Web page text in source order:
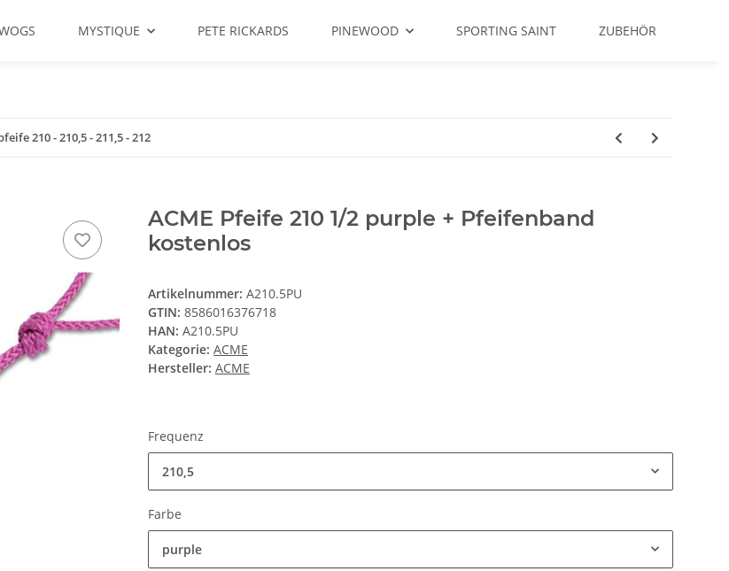
MYSTIQUE PETE RICKARDS PINEWOOD SPORTING SAINT ZUBEHÖR
210 - 210,5 - 211,5 - 212
ACME Pfeife 210 1/2 purple + Pfeifenband
kostenlos
Artikelnummer: A210.5PU
GTIN: 8586016376718
HAN: A210.5PU
Kategorie: ACME
Hersteller: ACME
Frequenz
210,5
Farbe
purple